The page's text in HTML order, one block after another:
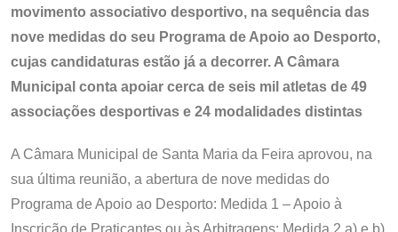
movimento associativo desportivo, na sequência das
nove medidas do seu Programa de Apoio ao Desporto,
cujas candidaturas estão já a decorrer. A Câmara
Municipal conta apoiar cerca de seis mil atletas de 49
associações desportivas e 24 modalidades distintas
A Câmara Municipal de Santa Maria da Feira aprovou, na
sua última reunião, a abertura de nove medidas do
Programa de Apoio ao Desporto: Medida 1 – Apoio à
Inscrição de Praticantes ou às Arbitragens; Medida 2 a) e b)